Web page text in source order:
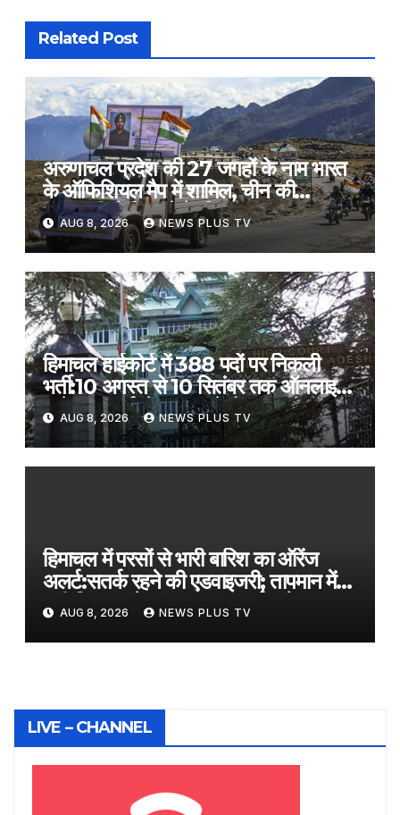
Related Post
अरुणाचल प्रदेश की 27 जगहों के नाम भारत
के ऑफिशियल मैप में शामिल, चीन की
चालबाजी से निपटने के लिए उठाया कदम​on
August 8, 2026 at 1:30 am
AUG 8, 2026 NEWS PLUS TV
हिमाचल हाईकोर्ट में 388 पदों पर निकली
भर्ती:10 अगस्त से 10 सितंबर तक ऑनलाइन
आवेदन; क्लर्क के 141, स्टेनोग्राफर के 79
पद शामिल
AUG 8, 2026 NEWS PLUS TV
हिमाचल में परसों से भारी बारिश का ऑरेंज
अलर्ट:सतर्क रहने की एडवाइजरी; तापमान में
बड़ी गिरावट, केलांग का पारा नॉर्मल से 8.7॰C
नीचे लुढ़का
AUG 8, 2026 NEWS PLUS TV
LIVE – CHANNEL